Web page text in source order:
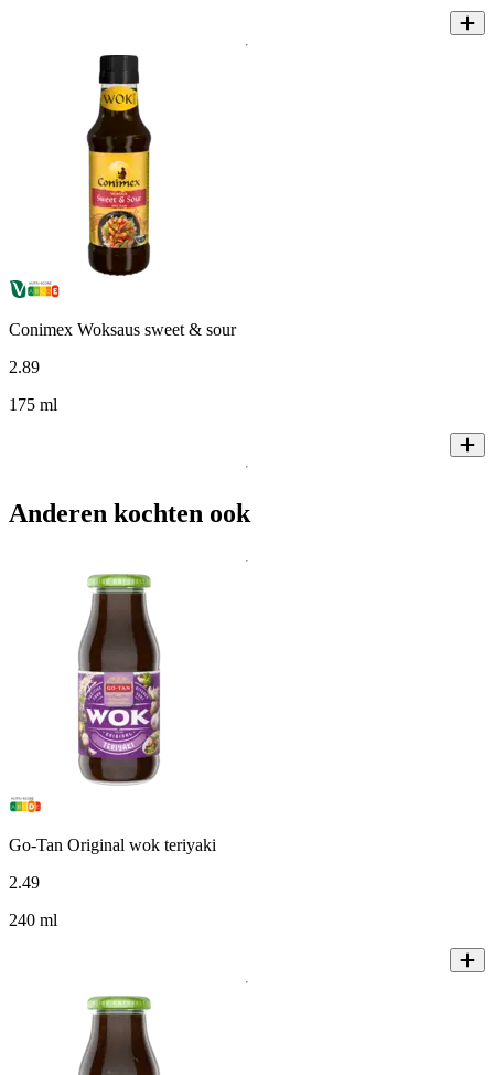
Conimex Woksaus sweet & sour
2.89
175 ml
Anderen kochten ook
Go-Tan Original wok teriyaki
2.49
240 ml